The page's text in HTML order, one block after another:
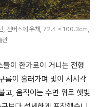
, 캔버스에 유채, 72.4 × 100.3cm,
관
이 한가로이 거니는 전형
름이 흘러가며 빛이 시시각
고, 움직이는 수면 위로 햇빛